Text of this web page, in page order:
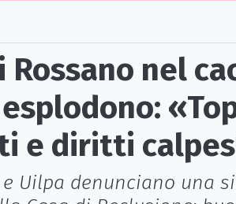
Rossano nel
e diritti
e Uilpa denunciano una